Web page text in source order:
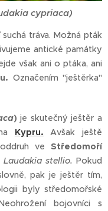
cypriaca)
tráva. Možná pták
antické památky
však ani o ptáka, ani
Označením "ještěrka"
) je skutečný ještěr a
Kypru. Avšak ještě
ve Středomoří
Laudakia stellio.Pokud
pak je ještěr tím,
byly středomořské
bojovníci s